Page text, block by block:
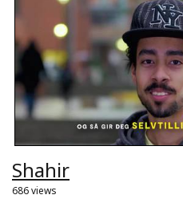
Shahir
686 views